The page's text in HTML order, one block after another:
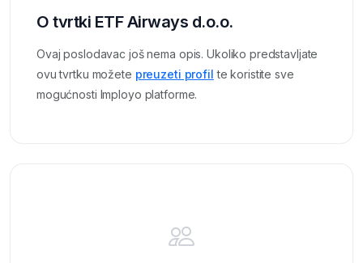
O tvrtki ETF Airways d.o.o.
Ovaj poslodavac još nema opis. Ukoliko predstavljate
ovu tvrtku možete preuzeti profil te koristite sve
mogućnosti Imployo platforme.